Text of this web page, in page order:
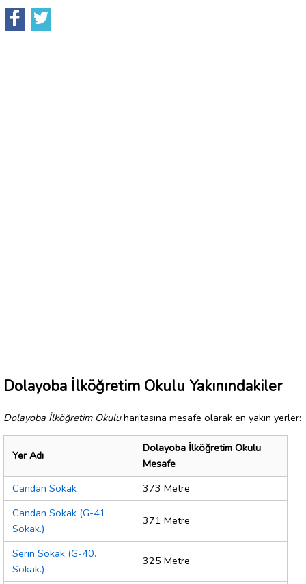
Dolayoba İlköğretim Okulu Yakınındakiler
Dolayoba İlköğretim Okuluharitasına mesafe olarak en yakın yerler:
Yer Adı
Dolayoba İlköğretim Okulu
Mesafe
Candan Sokak
373 Metre
Candan Sokak (G-41.
Sokak.)
371 Metre
Serin Sokak (G-40.
Sokak.)
325 Metre